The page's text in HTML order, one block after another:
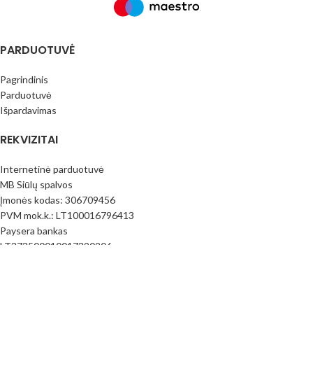
PARDUOTUVĖ
Pagrindinis
Parduotuvė
Išpardavimas
REKVIZITAI
Internetinė parduotuvė
MB Siūlų spalvos
Įmonės kodas: 306709456
PVM mok.k.: LT100016796413
Paysera bankas
LT373500010017390206